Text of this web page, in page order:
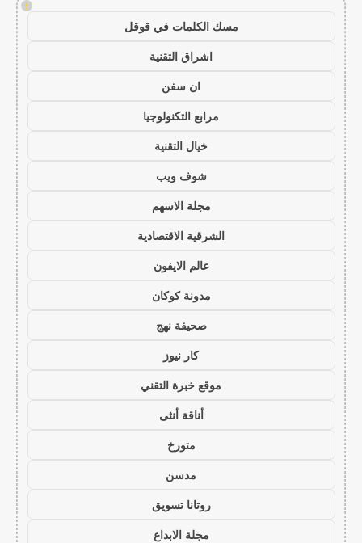
!
مسك الكلمات في قوقل
اشراق التقنية
ان سفن
مرابع التكنولوجيا
خيال التقنية
شوف ويب
مجلة الاسهم
الشرقية الاقتصادية
عالم الايفون
مدونة كوكان
صحيفة نهج
كار نيوز
موقع خبرة التقني
أناقة أنثى
متورخ
مدسن
روتانا تسويق
مجلة الابداع